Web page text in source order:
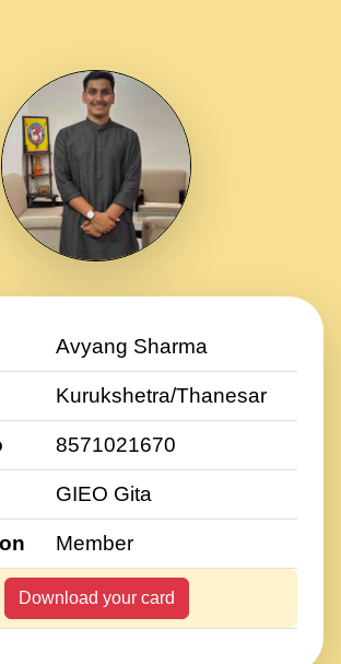
Avyang Sharma
Kurukshetra/Thanesar
8571021670
GIEO Gita
Member
Download your card